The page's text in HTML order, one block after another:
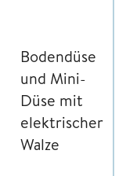
Bodendüse
und Mini-
Düse mit
elektrischer
Walze